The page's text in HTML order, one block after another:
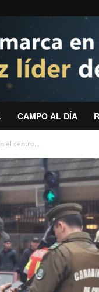
CAMPO AL DÍA
el centro...